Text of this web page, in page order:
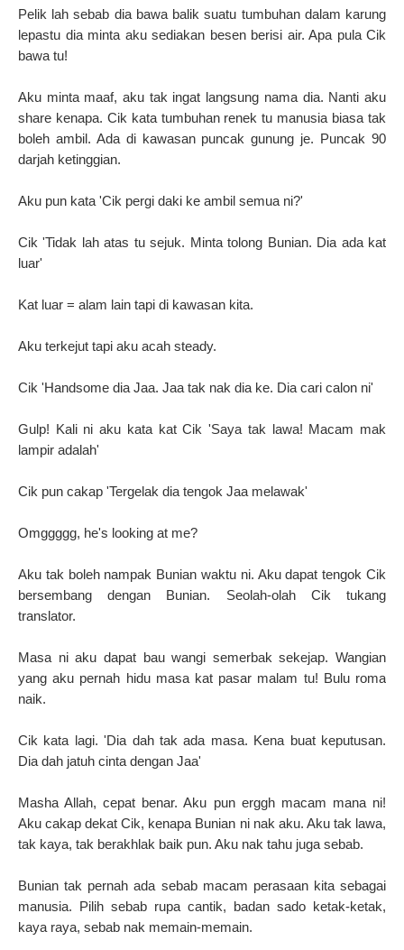
Pelik lah sebab dia bawa balik suatu tumbuhan dalam karung
lepastu dia minta aku sediakan besen berisi air. Apa pula Cik
bawa tu!
Aku minta maaf, aku tak ingat langsung nama dia. Nanti aku
share kenapa. Cik kata tumbuhan renek tu manusia biasa tak
boleh ambil. Ada di kawasan puncak gunung je. Puncak 90
darjah ketinggian.
Aku pun kata 'Cik pergi daki ke ambil semua ni?'
Cik 'Tidak lah atas tu sejuk. Minta tolong Bunian. Dia ada kat
luar'
Kat luar = alam lain tapi di kawasan kita.
Aku terkejut tapi aku acah steady.
Cik 'Handsome dia Jaa. Jaa tak nak dia ke. Dia cari calon ni'
Gulp! Kali ni aku kata kat Cik 'Saya tak lawa! Macam mak
lampir adalah'
Cik pun cakap 'Tergelak dia tengok Jaa melawak'
Omggggg, he's looking at me?
Aku tak boleh nampak Bunian waktu ni. Aku dapat tengok Cik
bersembang dengan Bunian. Seolah-olah Cik tukang
translator.
Masa ni aku dapat bau wangi semerbak sekejap. Wangian
yang aku pernah hidu masa kat pasar malam tu! Bulu roma
naik.
Cik kata lagi.'Dia dah tak ada masa. Kena buat keputusan.
Dia dah jatuh cinta dengan Jaa'
Masha Allah, cepat benar. Aku pun erggh macam mana ni!
Aku cakap dekat Cik, kenapa Bunian ni nak aku. Aku tak lawa,
tak kaya, tak berakhlak baik pun. Aku nak tahu juga sebab.
Bunian tak pernah ada sebab macam perasaan kita sebagai
manusia. Pilih sebab rupa cantik, badan sado ketak-ketak,
kaya raya, sebab nak memain-memain.